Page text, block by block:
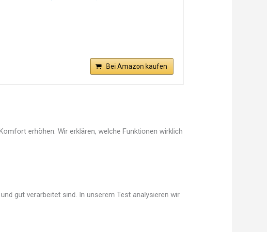
Bei Amazon kaufen
erhöhen. Wir erklären, welche Funktionen wirklich
gut verarbeitet sind. In unserem Test analysieren wir